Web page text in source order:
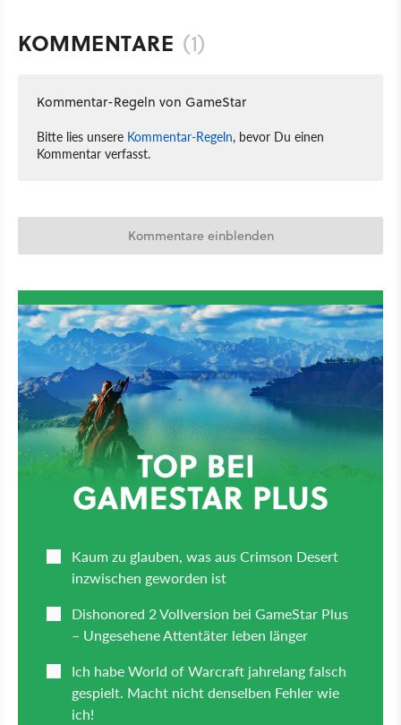
KOMMENTARE (1)
Kommentar-Regeln von GameStar
Bitte lies unsere Kommentar-Regeln, bevor Du einen
Kommentar verfasst.
Kommentare einblenden